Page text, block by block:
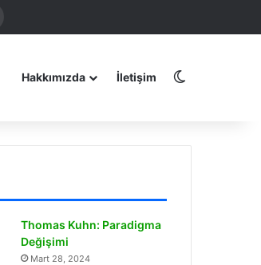
Hakkımızda İletişim
Thomas Kuhn: Paradigma
Değişimi
Mart 28, 2024